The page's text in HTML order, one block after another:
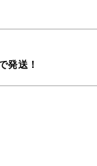
発送！